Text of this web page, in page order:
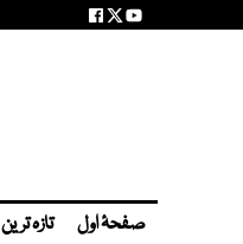
صفحۂ اول تازہ ترین